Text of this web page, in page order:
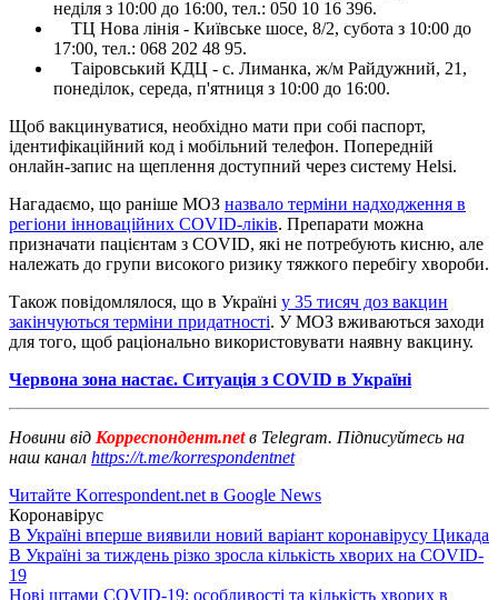
неділя з 10:00 до 16:00, тел.: 050 10 16 396.
ТЦ Нова лінія - Київське шосе, 8/2, субота з 10:00 до
17:00, тел.: 068 202 48 95.
Таіровський КДЦ - с. Лиманка, ж/м Райдужний, 21,
понеділок, середа, п'ятниця з 10:00 до 16:00.
Щоб вакцинуватися, необхідно мати при собі паспорт,
ідентифікаційний код і мобільний телефон. Попередній
онлайн-запис на щеплення доступний через систему Helsi.
Нагадаємо, що раніше МОЗ назвало терміни надходження в
регіони інноваційних COVID-ліків. Препарати можна
призначати пацієнтам з COVID, які не потребують кисню, але
належать до групи високого ризику тяжкого перебігу хвороби.
Також повідомлялося, що в Україні у 35 тисяч доз вакцин
закінчуються терміни придатності. У МОЗ вживаються заходи
для того, щоб раціонально використовувати наявну вакцину.
Червона зона настає. Ситуація з COVID в Україні
Новини від Корреспондент.netв Telegram. Підписуйтесь на
наш канал https://t.me/korrespondentnet
Читайте Korrespondent.net в Google News
Коронавірус
В Україні вперше виявили новий варіант коронавірусу Цикада
В Україні за тиждень різко зросла кількість хворих на COVID-
19
Нові штами COVID-19: особливості та кількість хворих в